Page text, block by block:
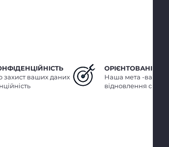
захист ваших даних
ОРІЄНТОВАНІ НА
Наша мета -ваш
відновлення